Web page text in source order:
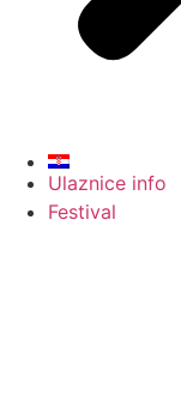
Ulaznice info
Festival